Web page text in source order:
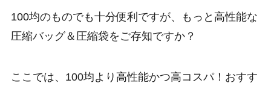
100均のものでも十分便利ですが、もっと高性能な
圧縮バッグ＆圧縮袋をご存知ですか？
ここでは、100均より高性能かつ高コスパ！おすす